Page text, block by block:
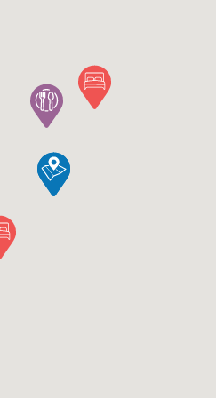
Scrivi al webmaster
Privacy Policy
Cookie policy
Inserisci la tua attività
Area Operatori >